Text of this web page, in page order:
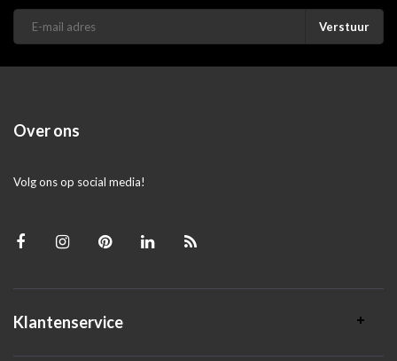
Verstuur
Over ons
Volg ons op social media!
Klantenservice